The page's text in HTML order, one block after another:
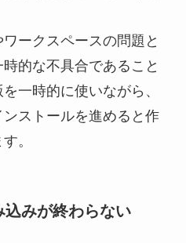
ークスペースの問題と
的な不具合であること
一時的に使いながら、
ストールを進めると作
。
込みが終わらない